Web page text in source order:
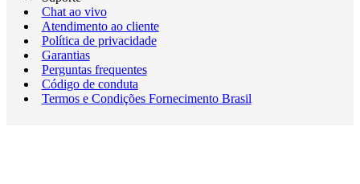
Chat ao vivo
Atendimento ao cliente
Política de privacidade
Garantias
Perguntas frequentes
Código de conduta
Termos e Condições Fornecimento Brasil